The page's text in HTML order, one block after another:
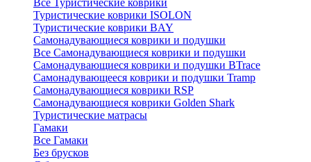
Все Туристические коврики
Туристические коврики ISOLON
Туристические коврики BAY
Самонадувающиеся коврики и подушки
Все Самонадувающиеся коврики и подушки
Самонадувающиеся коврики и подушки BTrace
Самонадувающееся коврики и подушки Tramp
Самонадувающиеся коврики RSP
Самонадувающиеся коврики Golden Shark
Туристические матрасы
Гамаки
Все Гамаки
Без брусков